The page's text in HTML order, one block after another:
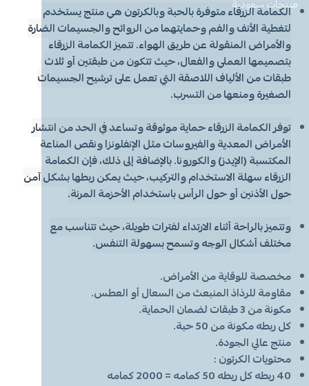
معطر جو
أخرى
قبعة الشيف
مريلة مطبخ
منشفه مايكروفايبر
قصدير ورول تغليف
سفره واكياس نفايات
ملاعق وشوك وسكاكين
حامل اكواب
مزاز واعود تحريك
مكنسة يد
قشاطة
ممسحه
سلة نفايات
عربة تنظيف
عصا ممسحه
منظفات اليدين
منظفات دورة مياه
معطر ومنعم ملابس
مزيل بقع وملمع
مزيل دهون
منظف زجاج ومتعدد الاستخدام
مزاز واعواد تحريك
عرض الكل
قفازات
كمامات
غطاء ذراع
قبعة الشيف
مريله مطبخ
ادوات عناية
عرض الكل
لوشن وكريم
معقم
معجون اسنان
منشفه استخدام مرة واحدة
شامبو اطفال
كولونيا
بودرة اطفال
عرض الكل
شمعة تسخين الطعام
الحطب
منتجات سعودية
الكمامة الزرقاء متوفرةبالحبةوبالكرتون هي منتج يستخدم
لتغطية الأنف والفم وحمايتهما من الروائح والجسيمات الضارة
والأمراض المنقولة عن طريق الهواء. تتميز الكمامة الزرقاء
بتصميمها العملي والفعال، حيث تتكون من طبقتين أو ثلاث
طبقات من الألياف اللاصقة التي تعمل على ترشيح الجسيمات
الصغيرة ومنعها من التسرب.
توفر الكمامة الزرقاء حماية موثوقة وتساعد في الحد من انتشار
الأمراض المعدية والفيروسات مثل الإنفلونزا ونقص المناعة
المكتسبة (الإيدز) والكورونا. بالإضافة إلى ذلك، فإن الكمامة
الزرقاء سهلة الاستخدام والتركيب، حيث يمكن ربطها بشكل آمن
حول الأذنين أو حول الرأس باستخدام الأحزمة المرنة.
وتتميز بالراحة أثناء الارتداء لفترات طويلة، حيث تتناسب مع
مختلف أشكال الوجه وتسمح بسهولة التنفس.
مخصصة للوقاية من الأمراض.
مقاومة للرذاذ المنبعث من السعال أو العطس.
مكونة من 3 طبقات لضمان الحماية.
كل ربطه مكونة من 50 حبة.
منتج عالي الجودة.
محتويات الكرتون :
40 ربطه كل ربطه 50 كمامه = 2000 كمامه